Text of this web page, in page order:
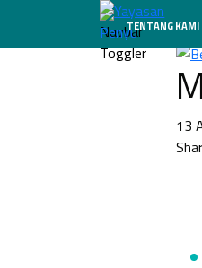
TENTANG KAMI
13